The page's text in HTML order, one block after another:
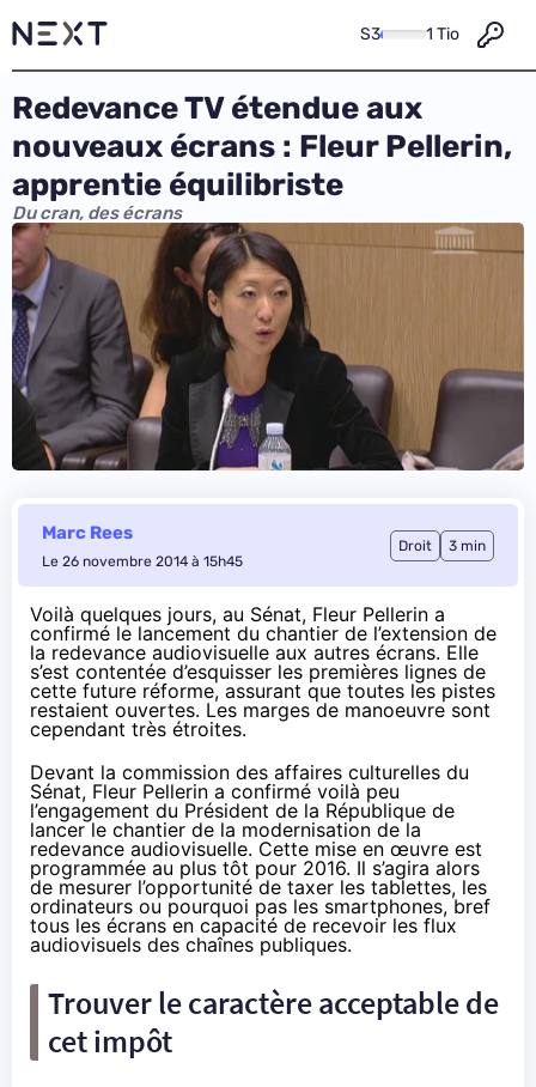
S3 1 Tio
Redevance TV étendue aux
nouveaux écrans : Fleur Pellerin,
apprentie équilibriste
Du cran, des écrans
Marc Rees
Le 26 novembre 2014 à 15h45
Droit 3 min
Voilà quelques jours, au Sénat, Fleur Pellerin a
confirmé le lancement du chantier de l’extension de
la redevance audiovisuelle aux autres écrans. Elle
s’est contentée d’esquisser les premières lignes de
cette future réforme, assurant que toutes les pistes
restaient ouvertes. Les marges de manoeuvre sont
cependant très étroites.
Devant la commission des affaires culturelles du
Sénat, Fleur Pellerin a confirmé voilà peu
l’engagement du Président de la République de
lancer le chantier de la modernisation de la
redevance audiovisuelle. Cette mise en œuvre est
programmée au plus tôt pour 2016. Il s’agira alors
de mesurer l’opportunité de taxer les tablettes, les
ordinateurs ou pourquoi pas les smartphones, bref
tous les écrans en capacité de recevoir les flux
audiovisuels des chaînes publiques.
Trouver le caractère acceptable de
cet impôt